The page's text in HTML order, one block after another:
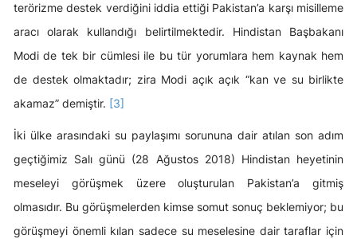
terörizme destek verdiğini iddia ettiği Pakistan’a karşı misilleme
aracı olarak kullandığı belirtilmektedir. Hindistan Başbakanı
Modi de tek bir cümlesi ile bu tür yorumlara hem kaynak hem
de destek olmaktadır; zira Modi açık açık “kan ve su birlikte
akamaz” demiştir. [3]
İki ülke arasındaki su paylaşımı sorununa dair atılan son adım
geçtiğimiz Salı günü (28 Ağustos 2018) Hindistan heyetinin
meseleyi görüşmek üzere oluşturulan Pakistan’a gitmiş
olmasıdır. Bu görüşmelerden kimse somut sonuç beklemiyor; bu
görüşmeyi önemli kılan sadece su meselesine dair taraflar için